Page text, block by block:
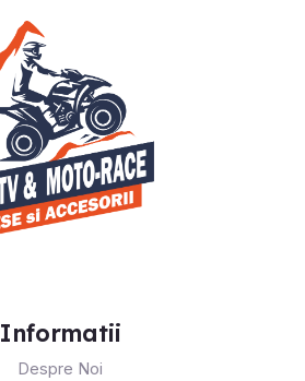
Informatii
Despre Noi